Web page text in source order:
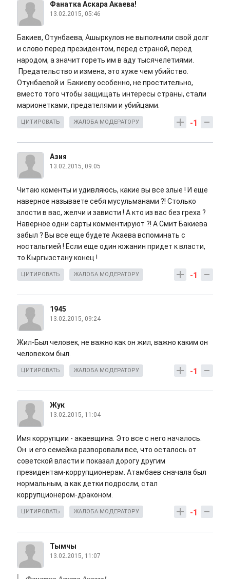
Фанатка Аскара Акаева!
13.02.2015, 05:46
Бакиев, Отунбаева, Ашыркулов не выполнили свой долг
и слово перед президентом, перед страной, перед
народом, а значит гореть им в аду тысячелетиями.
Предательство и измена, это хуже чем убийство.
Отунбаевой и Бакиеву особенно, не простительно,
вместо того чтобы защищать интересы страны, стали
марионетками, предателями и убийцами.
-1
ЦИТИРОВАТЬ ЖАЛОБА МОДЕРАТОРУ
Азия
13.02.2015, 09:05
Читаю коменты и удивляюсь, какие вы все злые ! И еще
наверное называете себя мусульманами ?! Столько
злости в вас, желчи и зависти ! А кто из вас без греха ?
Наверное одни сарты комментируют ?! А Смит Бакиева
забыл ? Вы все еще будете Акаева вспоминать с
ностальгией ! Если еще один южанин придет к власти,
то Кыргызстану конец !
-1
ЦИТИРОВАТЬ ЖАЛОБА МОДЕРАТОРУ
1945
13.02.2015, 09:24
Жил-Был человек, не важно как он жил, важно каким он
человеком был.
-1
ЦИТИРОВАТЬ ЖАЛОБА МОДЕРАТОРУ
Жук
13.02.2015, 11:04
Имя коррупции - акаевщина. Это все с него началось.
Он и его семейка разворовали все, что осталось от
советской власти и показал дорогу другим
президентам-коррупционерам. Атамбаев сначала был
нормальным, а как детки подросли, стал
коррупционером-драконом.
-1
ЦИТИРОВАТЬ ЖАЛОБА МОДЕРАТОРУ
Тымчы
13.02.2015, 11:07